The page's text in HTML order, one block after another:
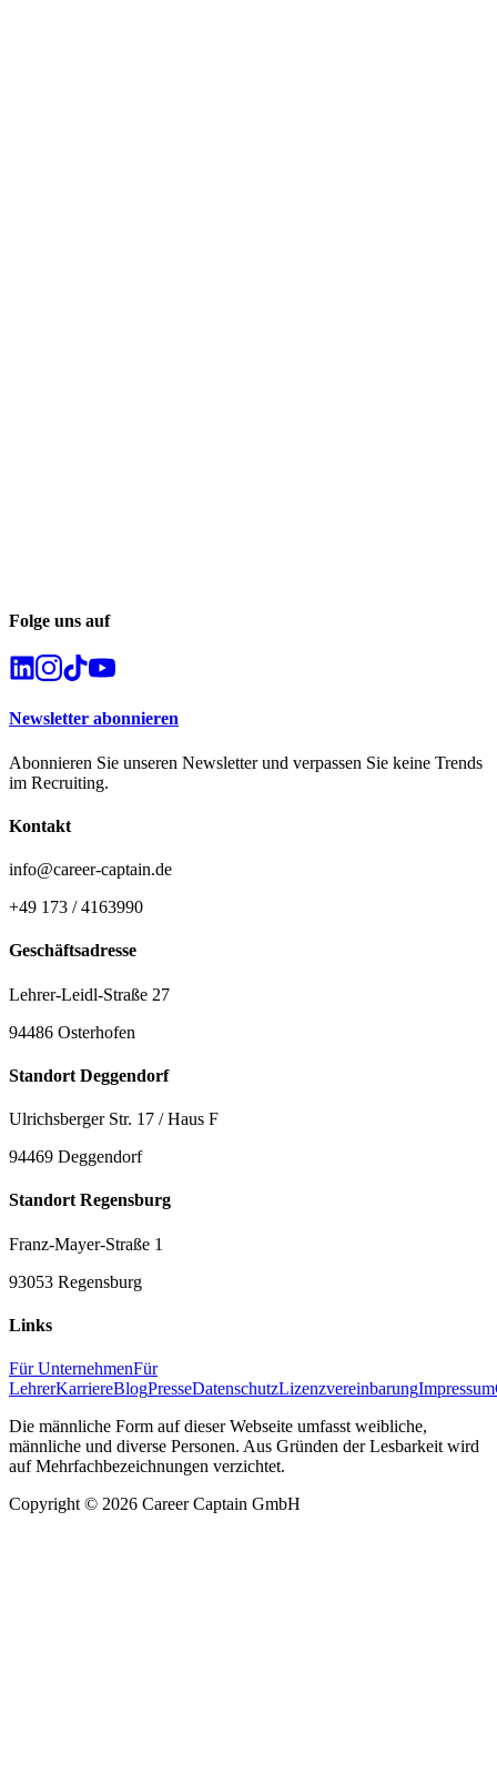
Folge uns auf
Newsletter abonnieren
Abonnieren Sie unseren Newsletter und verpassen Sie keine Trends
im Recruiting.
Kontakt
info@career-captain.de
+49 173 / 4163990
Geschäftsadresse
Lehrer-Leidl-Straße 27
94486 Osterhofen
Standort Deggendorf
Ulrichsberger Str. 17 / Haus F
94469 Deggendorf
Standort Regensburg
Franz-Mayer-Straße 1
93053 Regensburg
Links
Für UnternehmenFür
LehrerKarriereBlogPresseDatenschutzLizenzvereinbarungImpressum
Die männliche Form auf dieser Webseite umfasst weibliche,
männliche und diverse Personen. Aus Gründen der Lesbarkeit wird
auf Mehrfachbezeichnungen verzichtet.
Copyright © 2026 Career Captain GmbH